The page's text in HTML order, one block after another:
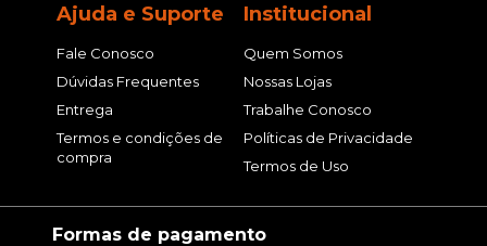
Ajuda e Suporte
Fale Conosco
Dúvidas Frequentes
Entrega
Termos e condições de
compra
Institucional
Quem Somos
Nossas Lojas
Trabalhe Conosco
Políticas de Privacidade
Termos de Uso
Formas de pagamento